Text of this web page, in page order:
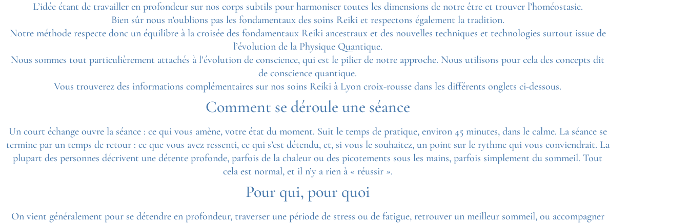
L’idée étant de travailler en profondeur sur nos corps subtils pour harmoniser toutes les dimensions de notre être et trouver l’homéostasie.
Bien sûr nous n’oublions pas les fondamentaux des soins Reiki et respectons également la tradition.
Notre méthode respecte donc un équilibre à la croisée des fondamentaux Reiki ancestraux et des nouvelles techniques et technologies surtout issue de
l’évolution de la Physique Quantique.
Nous sommes tout particulièrement attachés à l’évolution de conscience, qui est le pilier de notre approche. Nous utilisons pour cela des concepts dit
de conscience quantique.
Vous trouverez des informations complémentaires sur nos soins Reiki à Lyon croix-rousse dans les différents onglets ci-dessous.
Comment se déroule une séance
Un court échange ouvre la séance : ce qui vous amène, votre état du moment. Suit le temps de pratique, environ 45 minutes, dans le calme. La séance se
termine par un temps de retour : ce que vous avez ressenti, ce qui s’est détendu, et, si vous le souhaitez, un point sur le rythme qui vous conviendrait. La
plupart des personnes décrivent une détente profonde, parfois de la chaleur ou des picotements sous les mains, parfois simplement du sommeil. Tout
cela est normal, et il n’y a rien à « réussir ».
Pour qui, pour quoi
On vient généralement pour se détendre en profondeur, traverser une période de stress ou de fatigue, retrouver un meilleur sommeil, ou accompagner